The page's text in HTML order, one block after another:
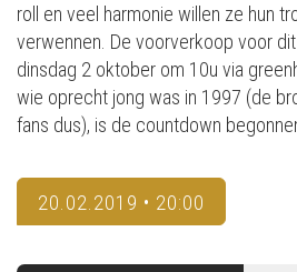
roll en veel harmonie willen ze hun
verwennen. De voorverkoop voor
dinsdag 2 oktober om 10u via
wie oprecht jong was in 1997 (de
fans dus), is de countdown
20.02.2019 • 20:00